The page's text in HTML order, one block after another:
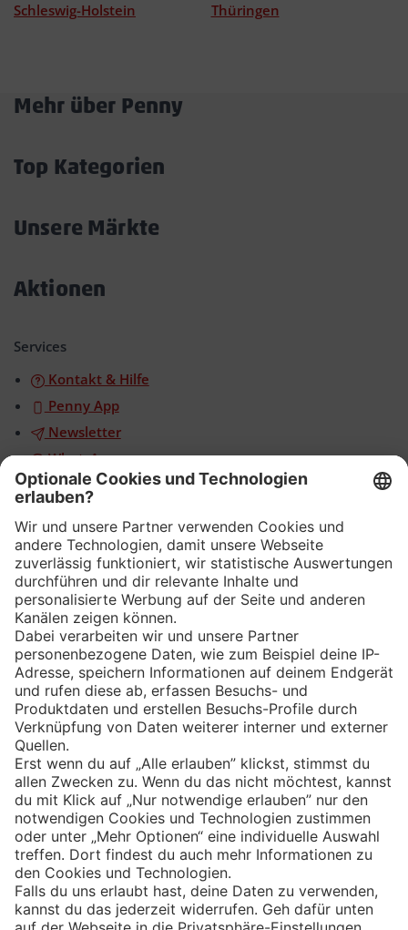
Schleswig-Holstein
Thüringen
Mehr über Penny
Top Kategorien
Unsere Märkte
Aktionen
Services
Kontakt & Hilfe
Penny App
Newsletter
WhatsApp
App
Eishockey
Impressum